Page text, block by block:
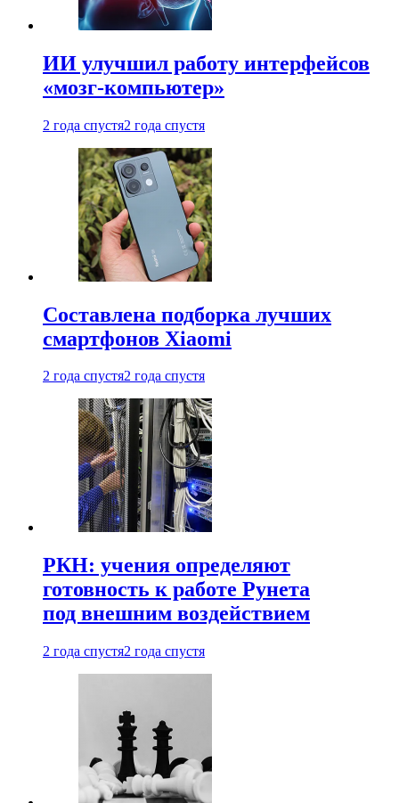
ИИ улучшил работу интерфейсов
«мозг-компьютер»
2 года спустя2 года спустя
Составлена подборка лучших
смартфонов Xiaomi
2 года спустя2 года спустя
РКН: учения определяют
готовность к работе Рунета
под внешним воздействием
2 года спустя2 года спустя